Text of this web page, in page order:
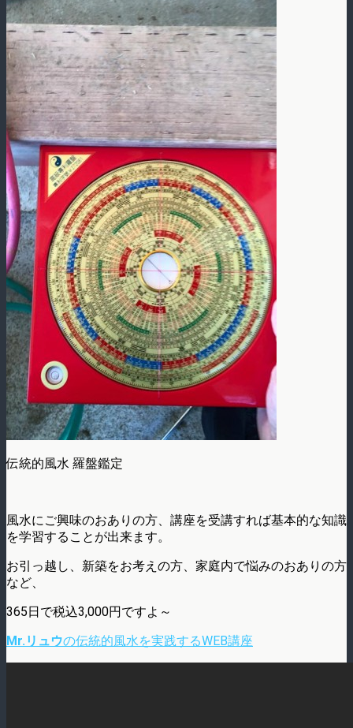
伝統的風水 羅盤鑑定
風水にご興味のおありの方、講座を受講すれば基本的な知識
を学習することが出来ます。
お引っ越し、新築をお考えの方、家庭内で悩みのおありの方
など、
365日で税込3,000円ですよ～
Mr.リュウの伝統的風水を実践するWEB講座